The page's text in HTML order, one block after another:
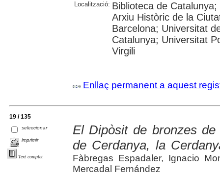
Localització: Biblioteca de
Arxiu Històric de la
Barcelona; Universitat
Catalunya; Universitat
Virgili
Enllaç permanent a aquest
19 / 135
seleccionar
imprimir
Text complet
El Dipòsit de bronzes
de Cerdanya, la
Fàbregas Espadaler, Ignacio
Mercadal Fernández